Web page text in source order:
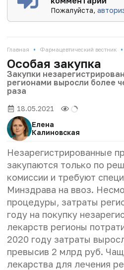
Пожалуйста,
Главная • Фармацевтический вестник •
Особая закупка
Закупки
регионами выросли более
раза
18.05.2021
Елена
Калиновская
Незарегистрированные
закупаются только по
комиссии и требуют
Минздрава на ввоз.
процедуры, затраты
году на покупку
лекарств регионы
2020 году затраты
превысив 2 млрд руб.
лекарства для лечения